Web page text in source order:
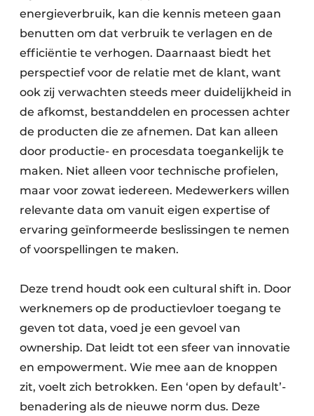
energieverbruik, kan die kennis meteen gaan
benutten om dat verbruik te verlagen en de
efficiëntie te verhogen. Daarnaast biedt het
perspectief voor de relatie met de klant, want
ook zij verwachten steeds meer duidelijkheid in
de afkomst, bestanddelen en processen achter
de producten die ze afnemen. Dat kan alleen
door productie- en procesdata toegankelijk te
maken. Niet alleen voor technische profielen,
maar voor zowat iedereen. Medewerkers willen
relevante data om vanuit eigen expertise of
ervaring geïnformeerde beslissingen te nemen
of voorspellingen te maken.
Deze trend houdt ook een cultural shift in. Door
werknemers op de productievloer toegang te
geven tot data, voed je een gevoel van
ownership. Dat leidt tot een sfeer van innovatie
en empowerment. Wie mee aan de knoppen
zit, voelt zich betrokken. Een ‘open by default’-
benadering als de nieuwe norm dus. Deze